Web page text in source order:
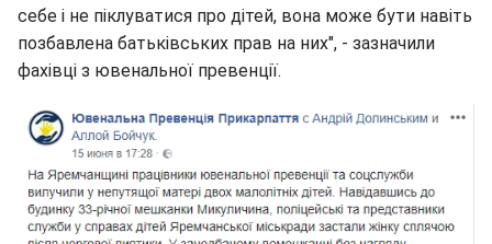
себе і не піклуватися про дітей, вона може бути навіть
позбавлена батьківських прав на них", - зазначили
фахівці з ювенальної превенції.